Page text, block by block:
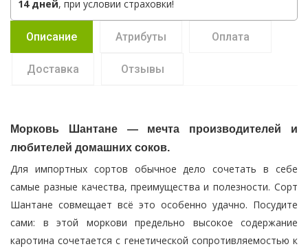
14 дней, при условии страховки!
Описание Атрибуты Оплата
Доставка Отзывы
Морковь Шантане — мечта производителей и
любителей домашних соков.
Для импортных сортов обычное дело сочетать в себе
самые разные качества, преимущества и полезности. Сорт
Шантане совмещает всё это особенно удачно. Посудите
сами: в этой моркови предельно высокое содержание
каротина сочетается с генетической сопротивляемостью к